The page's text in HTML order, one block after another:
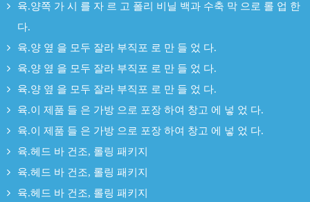
육.양쪽 가 시 를 자 르 고 폴리 비닐 백과 수축 막 으로 롤 업 한
다.
육.양 옆 을 모두 잘라 부직포 로 만 들 었 다.
육.양 옆 을 모두 잘라 부직포 로 만 들 었 다.
육.양 옆 을 모두 잘라 부직포 로 만 들 었 다.
육.이 제품 들 은 가방 으로 포장 하여 창고 에 넣 었 다.
육.이 제품 들 은 가방 으로 포장 하여 창고 에 넣 었 다.
육.헤드 바 건조, 롤링 패키지
육.헤드 바 건조, 롤링 패키지
육.헤드 바 건조, 롤링 패키지